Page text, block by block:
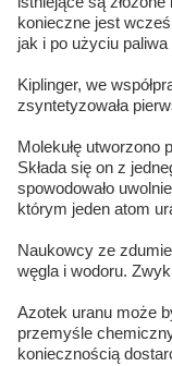
konieczne jest
jak i po użyciu paliwa
Kiplinger, we
zsyntetyzowała
Molekułę
Składa się on z
spowodowało
którym jeden atom
Naukowcy ze
węgla i wodoru.
Azotek uranu może
przemyśle
koniecznością